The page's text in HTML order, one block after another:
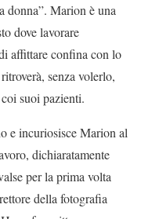
donna”. Marion è una
dove lavorare
affittare confina con lo
senza volerlo,
suoi pazienti.
e incuriosisce Marion al
dichiaratamente
per la prima volta
della fotografia